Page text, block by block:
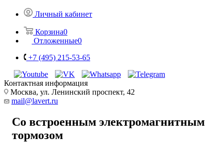
Личный кабинет
Корзина0
Отложенные0
+7 (495) 215-53-65
Контактная информация
Москва, ул. Ленинский проспект, 42
mail@lavert.ru
Со встроенным электромагнитным
тормозом